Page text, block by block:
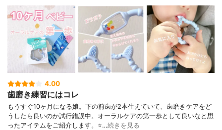
4.00
歯磨き練習にはコレ
もうすぐ10ヶ月になる娘。下の前歯が2本生えていて、歯磨きケアをど
うしたら良いのか試行錯誤中。オーラルケアの第一歩として良いなと思
ったアイテムをご紹介します。⭐…続きを見る